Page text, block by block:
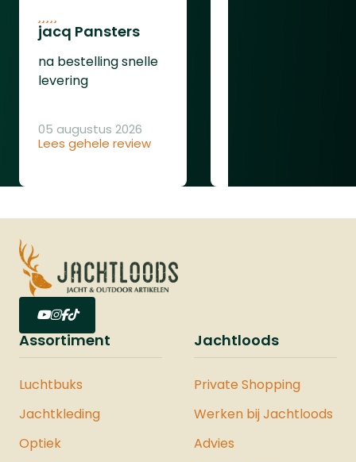
jacq Pansters
na bestelling snelle
levering
Lees gehele review
05 augustus 2026
Assortiment
Luchtbuks
Jachtkleding
Optiek
Jachtloods
Private Shopping
Werken bij Jachtloods
Advies